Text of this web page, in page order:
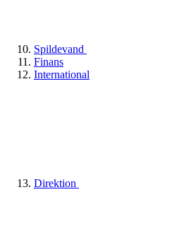
Spildevand
Finans
International
Direktion